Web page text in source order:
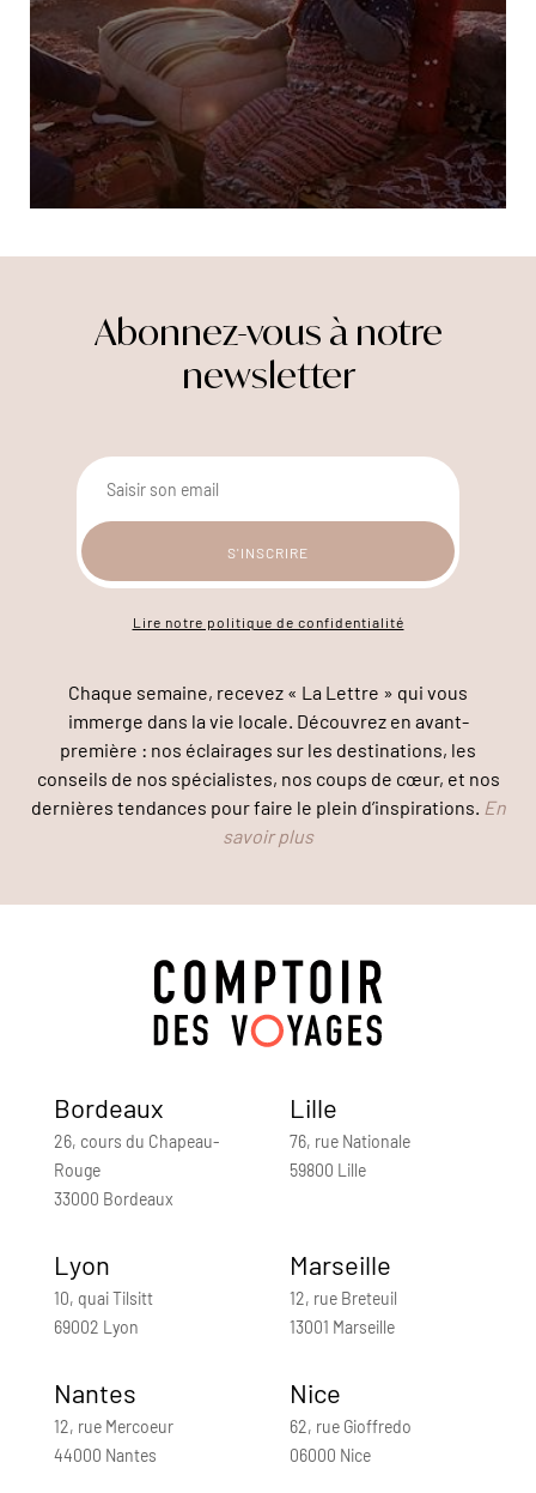
Abonnez-vous à notre
newsletter
Lire notre politique de confidentialité
Chaque semaine, recevez « La Lettre » qui vous
immerge dans la vie locale. Découvrez en avant-
première : nos éclairages sur les destinations, les
conseils de nos spécialistes, nos coups de cœur, et nos
dernières tendances pour faire le plein d’inspirations. En
savoir plus
Bordeaux
26, cours du Chapeau-
Rouge
33000 Bordeaux
Lille
76, rue Nationale
59800 Lille
Lyon
10, quai Tilsitt
69002 Lyon
Marseille
12, rue Breteuil
13001 Marseille
Nantes
12, rue Mercoeur
44000 Nantes
Nice
62, rue Gioffredo
06000 Nice